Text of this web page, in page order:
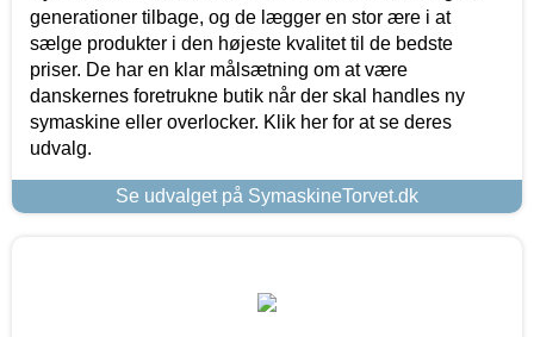
generationer tilbage, og de lægger en stor ære i at
sælge produkter i den højeste kvalitet til de bedste
priser. De har en klar målsætning om at være
danskernes foretrukne butik når der skal handles ny
symaskine eller overlocker. Klik her for at se deres
udvalg.
Se udvalget på SymaskineTorvet.dk